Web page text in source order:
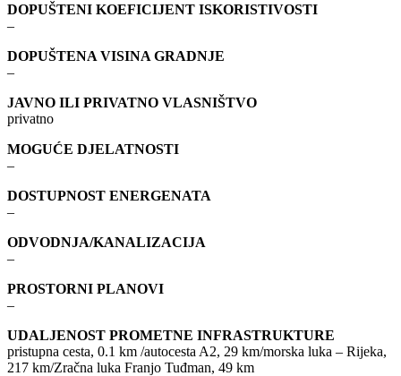
DOPUŠTENI KOEFICIJENT ISKORISTIVOSTI
–
DOPUŠTENA VISINA GRADNJE
–
JAVNO ILI PRIVATNO VLASNIŠTVO
privatno
MOGUĆE DJELATNOSTI
–
DOSTUPNOST ENERGENATA
–
ODVODNJA/KANALIZACIJA
–
PROSTORNI PLANOVI
–
UDALJENOST PROMETNE INFRASTRUKTURE
pristupna cesta, 0.1 km /autocesta A2, 29 km/morska luka – Rijeka,
217 km/Zračna luka Franjo Tuđman, 49 km